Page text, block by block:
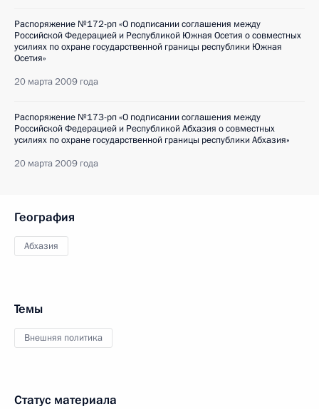
Распоряжение №172-рп «О подписании соглашения между
Российской Федерацией и Республикой Южная Осетия о совместных
усилиях по охране государственной границы республики Южная
Осетия»
20 марта 2009 года
Распоряжение №173-рп «О подписании соглашения между
Российской Федерацией и Республикой Абхазия о совместных
усилиях по охране государственной границы республики Абхазия»
20 марта 2009 года
География
Абхазия
Темы
Внешняя политика
Статус материала